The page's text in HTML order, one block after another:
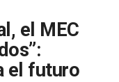
el MEC
el futuro